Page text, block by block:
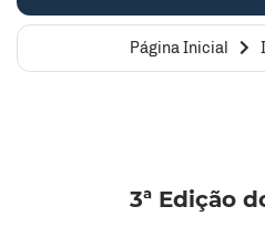
Página Inicial
3ª Edição